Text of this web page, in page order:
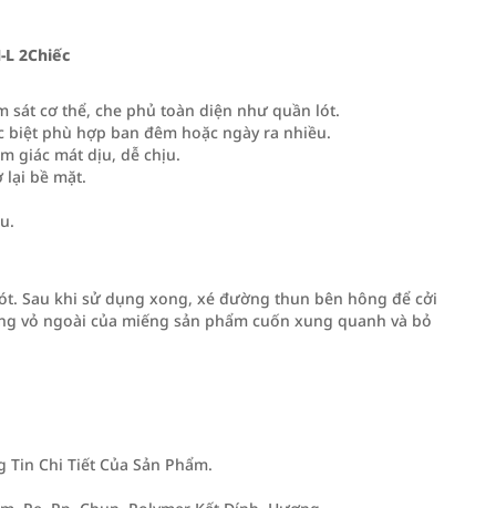
2Chiếc
sát cơ thể, che phủ toàn diện như quần lót.
phù hợp ban đêm hoặc ngày ra nhiều.
giác mát dịu, dễ chịu.
lại bề mặt.
Sau khi sử dụng xong, xé đường thun bên hông để cởi
vỏ ngoài của miếng sản phẩm cuốn xung quanh và bỏ
Chi Tiết Của Sản Phẩm.